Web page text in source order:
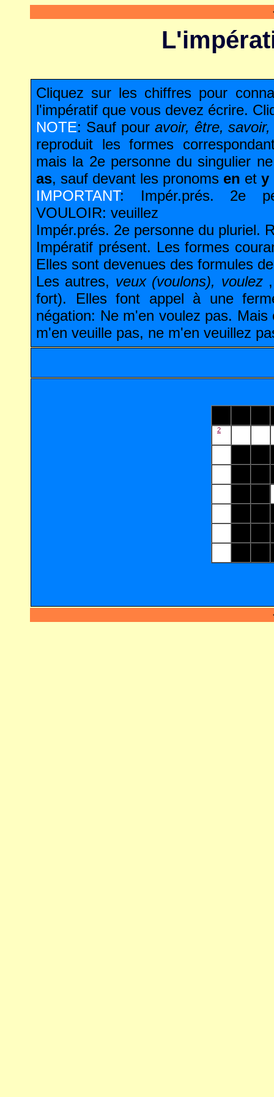
Cliquez sur les chiffres pour
l'impératif que vous devez écrire.
NOTE: Sauf pour avoir, être,
reproduit les formes
mais la 2e personne du singulier
as, sauf devant les pronoms en et y
IMPORTANT: Impér.prés. 2e
VOULOIR: veuillez
Impér.prés. 2e personne du pluriel.
Impératif présent. Les formes
Elles sont devenues des formules
Les autres, veux (voulons), voulez,
fort). Elles font appel à une
négation: Ne m'en voulez pas.
m'en veuille pas, ne m'en veuillez
2